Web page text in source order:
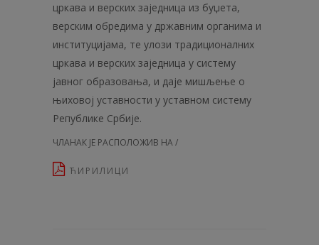
цркава и верских заједница из буџета,
верским обредима у државним органима и
институцијама, те улози традиционалних
цркава и верских заједница у систему
јавног образовања, и даје мишљење о
њиховој уставности у уставном систему
Републике Србије.
ЧЛАНАК ЈЕ РАСПОЛОЖИВ НА /
ЋИРИЛИЦИ